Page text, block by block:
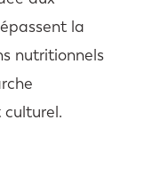
la
nutritionnels
culturel.